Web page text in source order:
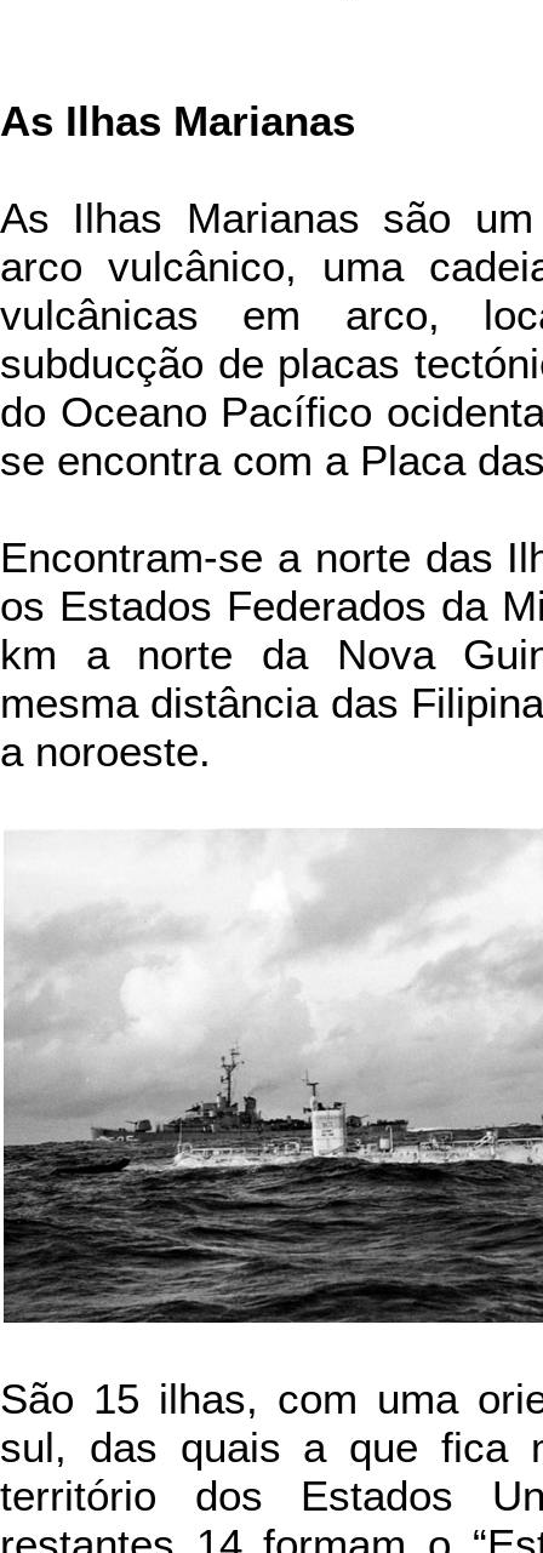
As Ilhas Marianas
As Ilhas Marianas são
arco vulcânico, uma
vulcânicas em arco,
subducção de placas
do Oceano Pacífico
se encontra com a Placa
Encontram-se a norte das
os Estados Federados da
km a norte da Nova
mesma distância das
a noroeste.
São 15 ilhas, com uma
sul, das quais a que fica
território dos Estados